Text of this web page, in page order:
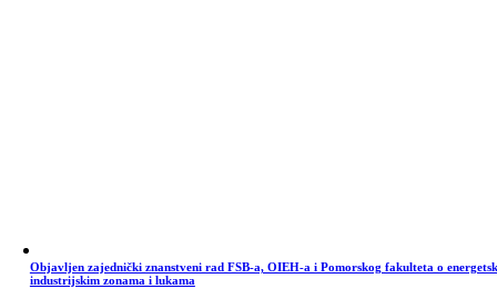
Objavljen zajednički znanstveni rad FSB-a, OIEH-a i Pomorskog fakulteta o
industrijskim zonama i lukama